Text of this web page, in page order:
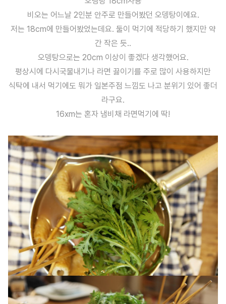
비오는 어느날 2인분 안주로 만들어봤던 오뎅탕이에요.
저는 18cm에 만들어봤었는데요. 둘이 먹기에 적당하기 했지만 약
간 작은 듯..
오뎅탕으로는 20cm 이상이 좋겠다 생각했어요.
평상시에 다시국물내기나 라면 끓이기를 주로 많이 사용하지만
식탁에 내서 먹기에도 뭐가 일본주점 느낌도 나고 분위기 있어 좋더
라구요.
16xm는 혼자 냄비채 라면먹기에 딱!